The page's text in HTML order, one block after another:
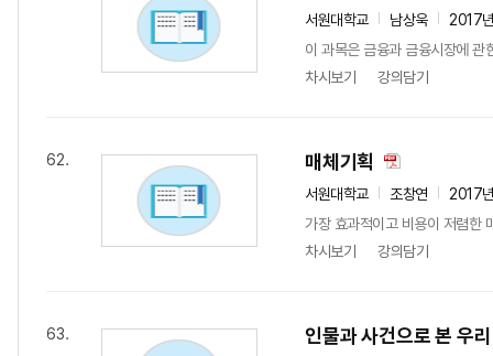
서원대학교 남상욱
2017
이 과목은 금융과 금융시장에 관
차시보기
강의담기
62. 매체기획
서원대학교 조창연
2017
가장 효과적이고 비용이 저렴한
차시보기
강의담기
63. 인물과 사건으로 본 우